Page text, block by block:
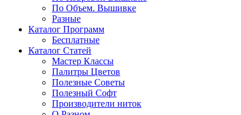
По Объем. Вышивке
Разные
Каталог Программ
Бесплатные
Каталог Статей
Мастер Классы
Палитры Цветов
Полезные Советы
Полезный Софт
Производители ниток